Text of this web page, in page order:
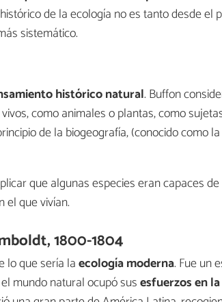
de la ecología no es tanto desde el
sistemático.
histórico natural. Buffon
como animales o plantas, como
de la biogeografía, (conocido como la
que algunas especies eran capaces
el que vivían.
1800-1804
lo que sería laecología moderna. Fue un
mundo natural ocupó susesfuerzos en